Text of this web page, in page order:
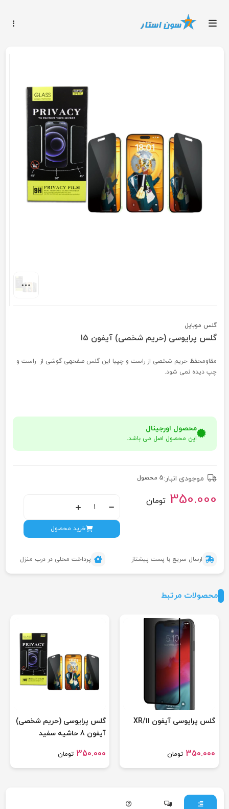
گلس موبایل
گلس پرایوسی (حریم شخصی) آیفون 15
مقاومحفظ حریم شخصی از راست و چپبا این گلس صفحهی گوشی از راست و
چپ دیده نمی شود.
محصول اورجینال
این محصول اصل می باشد.
موجودی انبار:5 محصول
تومان350.000
خرید محصول
ارسال سریع با پست پیشتاز پرداخت محلی در درب منزل
محصولات مرتبط
گلس پرایوسی آیفون 11/XR
تومان350.000
گلس پرایوسی (حریم شخصی)
آیفون 8 حاشیه سفید
تومان350.000